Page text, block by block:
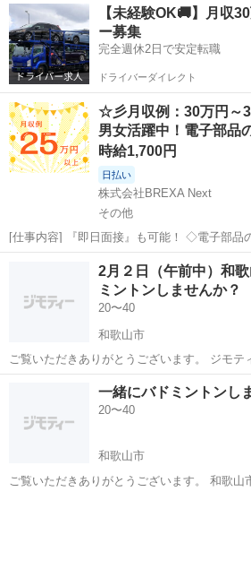
マッシュ禁止 です。
和歌山 紀の川市 バドミントン ファ
【未経験OK🚚】月収
ー募集
完全週休2日で安定転職
ドライバーダイレクト
☆彡月収例：30万円～
男女活躍中！電子部品
時給1,700円
日払い
株式会社BREXA Next
その他
[仕事内容] 『即日面接』も可能！ ◇電子部品の製造◇ メイン作業は機
械操作と材料供給です！ ・機械に原材料をセ
マシンオペレーター業務 ・電子部品製造に
量物ではございません...
工場
2月２日（午前中）和
ミントンしませんか？
20〜40
和歌山市
ご覧いただきありがとうございます。 ジモテ
月２日にバドミントンをする企画をしていま
楽しめたら良いかな。って感じで行います。屋外です。
以外でも、軽く体動かしたい。や...
和歌山市 バドミントン
一緒にバドミントンし
20〜40
和歌山市
ご覧いただきありがとうございます。 和歌山